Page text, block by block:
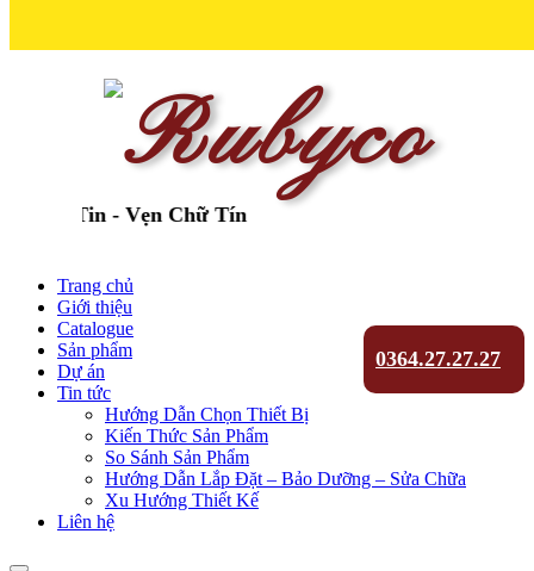
- Vẹn Chữ Tín
0364.27.27.27
Trang chủ
Giới thiệu
Catalogue
Sản phẩm
Dự án
Tin tức
Hướng Dẫn Chọn Thiết Bị
Kiến Thức Sản Phẩm
So Sánh Sản Phẩm
Hướng Dẫn Lắp Đặt – Bảo Dưỡng – Sửa Chữa
Xu Hướng Thiết Kế
Liên hệ